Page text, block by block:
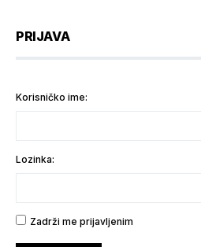
PRIJAVA
Korisničko ime:
Lozinka:
Zadrži me prijavljenim